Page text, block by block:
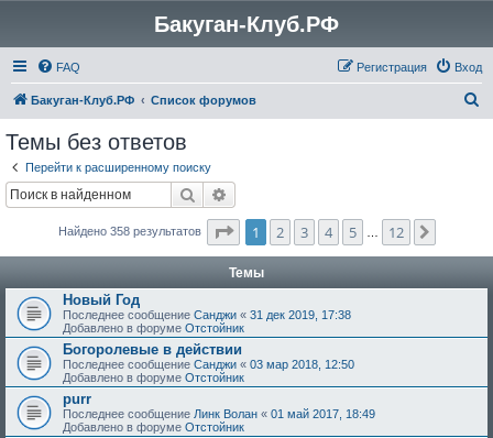
Бакуган-Клуб.РФ
FAQ Вход
Регистрация
Бакуган-Клуб.РФ Список форумов
Темы без ответов
Перейти к расширенному поиску
Поиск
Найдено 358 результатов Страница1 из
1 2 3 4 5 12
Темы
Новый Год
Последнее сообщение Санджи « 31 дек 2019, 17:38
Добавлено в форуме Отстойник
Богоролевые в действии
Последнее сообщение Санджи « 03 мар 2018, 12:50
Добавлено в форуме Отстойник
purr
Последнее сообщение Линк Волан « 01 май 2017, 18:49
Добавлено в форуме Отстойник